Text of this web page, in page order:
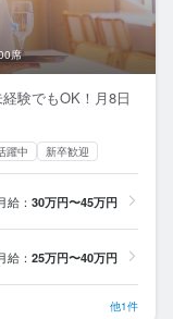
席
験でもOK！月8日
躍中 新卒歓迎
給： 30万円〜45万円
給： 25万円〜40万円
他1件